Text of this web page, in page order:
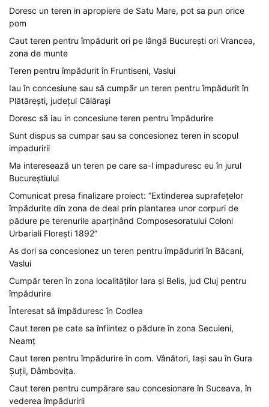
Doresc un teren in apropiere de Satu Mare, pot sa pun orice
pom
Caut teren pentru împădurit ori pe lângă București ori Vrancea,
zona de munte
Teren pentru împădurit în Fruntiseni, Vaslui
Iau în concesiune sau să cumpăr un teren pentru împădurit în
Plătărești, județul Călărași
Doresc să iau in concesiune teren pentru împădurire
Sunt dispus sa cumpar sau sa concesionez teren in scopul
impaduririi
Ma interesează un teren pe care sa-l impaduresc eu în jurul
Bucureștiului
Comunicat presa finalizare proiect: ”Extinderea suprafețelor
împădurite din zona de deal prin plantarea unor corpuri de
pădure pe terenurile aparținând Composesoratului Coloni
Urbariali Florești 1892”
As dori sa concesionez un teren pentru împăduriri în Băcani,
Vaslui
Cumpăr teren în zona localităților Iara și Belis, jud Cluj pentru
împădurire
Înteresat să împăduresc în Codlea
Caut teren pe cate sa înfiintez o pădure în zona Secuieni,
Neamț
Caut teren pentru împădurire în com. Vânători, Iași sau în Gura
Șuții, Dâmbovița.
Caut teren pentru cumpărare sau concesionare în Suceava, în
vederea împăduririi